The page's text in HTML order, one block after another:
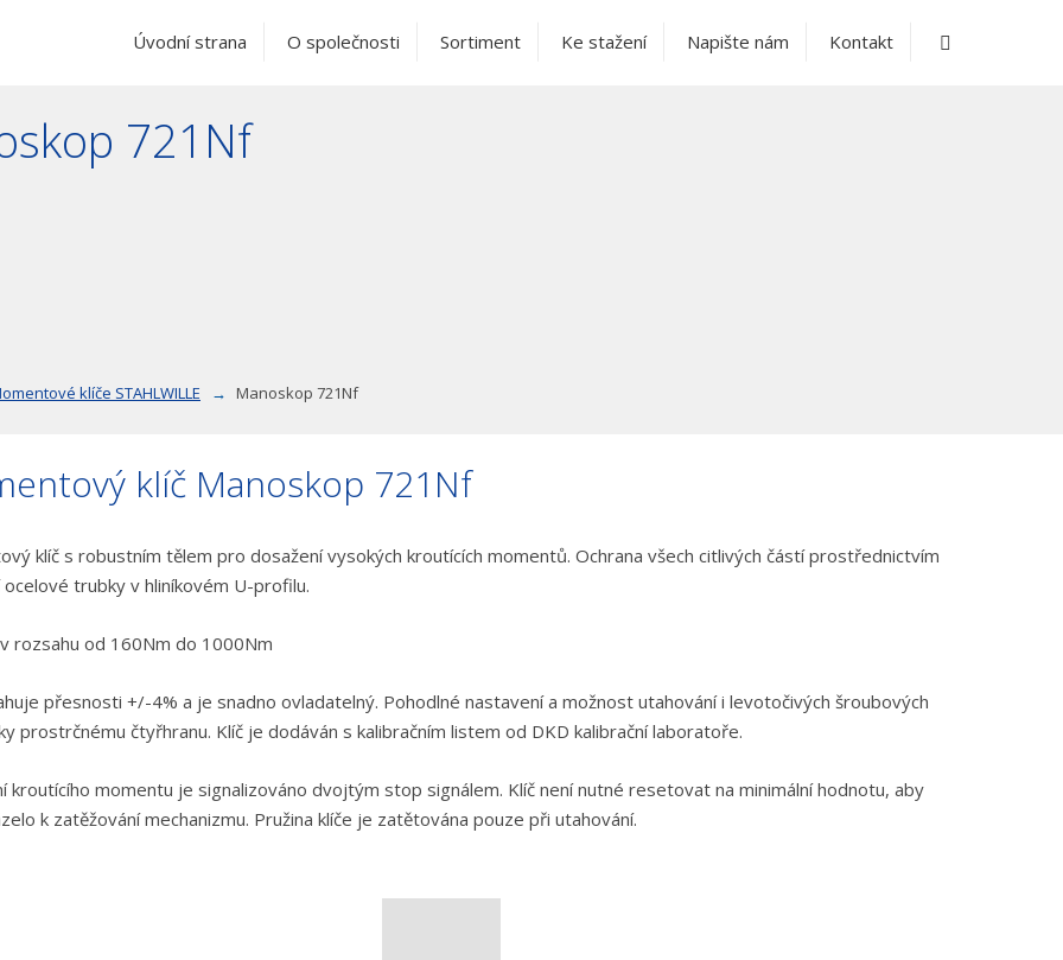
Úvodní strana O společnosti Sortiment Ke stažení Napište nám Kontakt
721Nf
klíče STAHLWILLE Manoskop 721Nf
klíč Manoskop 721Nf
klíč s robustním tělem pro dosažení vysokých kroutících momentů. Ochrana všech citlivých částí prostřednictvím
trubky v hliníkovém U-profilu.
rozsahu od 160Nm do 1000Nm
přesnosti +/-4% a je snadno ovladatelný. Pohodlné nastavení a možnost utahování i levotočivých šroubových
prostrčnému čtyřhranu. Klíč je dodáván s kalibračním listem od DKD kalibrační laboratoře.
kroutícího momentu je signalizováno dvojtým stop signálem. Klíč není nutné resetovat na minimální hodnotu, aby
k zatěžování mechanizmu. Pružina klíče je zatětována pouze při utahování.